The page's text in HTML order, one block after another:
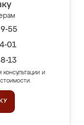
55
01
13
консультации и